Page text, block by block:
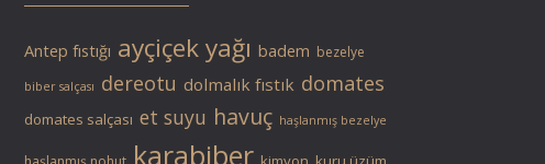
Antep fıstığı ayçiçek yağı badem bezelye
biber salçası dereotu dolmalık fıstık domates
domates salçası et suyu havuç haşlanmış bezelye
karabiber